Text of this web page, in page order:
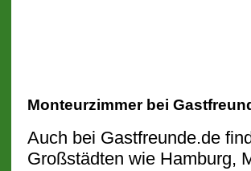
Monteurzimmer bei
Auch bei Gastfreunde.de
Großstädten wie Hamburg,